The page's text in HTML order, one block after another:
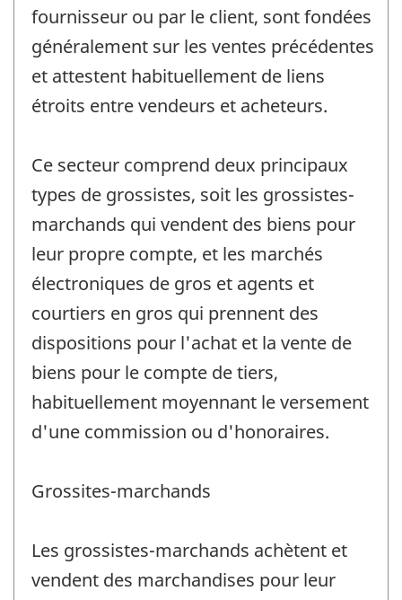
fournisseur ou par le client, sont fondées
généralement sur les ventes précédentes
et attestent habituellement de liens
étroits entre vendeurs et acheteurs.
Ce secteur comprend deux principaux
types de grossistes, soit les grossistes-
marchands qui vendent des biens pour
leur propre compte, et les marchés
électroniques de gros et agents et
courtiers en gros qui prennent des
dispositions pour l'achat et la vente de
biens pour le compte de tiers,
habituellement moyennant le versement
d'une commission ou d'honoraires.
Grossites-marchands
Les grossistes-marchands achètent et
vendent des marchandises pour leur